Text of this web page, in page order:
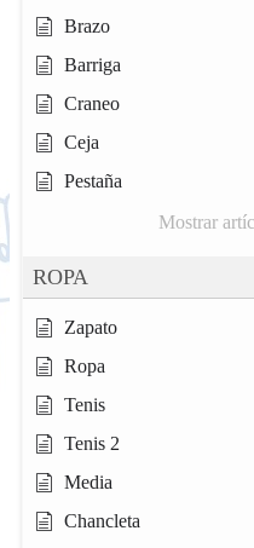
Brazo
Barriga
Craneo
Ceja
Pestaña
Mostrar
ROPA
Zapato
Ropa
Tenis
Tenis 2
Media
Chancleta